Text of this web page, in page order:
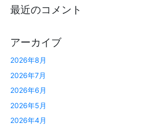
最近のコメント
アーカイブ
2026年8月
2026年7月
2026年6月
2026年5月
2026年4月